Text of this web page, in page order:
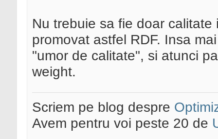
Nu trebuie sa fie doar
promovat astfel RDF. Insa
"umor de calitate", si atunci
weight.
Scriem pe blog despre
Avem pentru voi peste 20 de